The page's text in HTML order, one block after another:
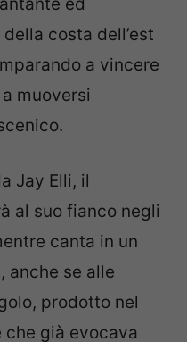
costa dell’est
a vincere
muoversi
Jay Elli, il
al suo fianco negli
canta in un
anche se alle
prodotto nel
che già evocava